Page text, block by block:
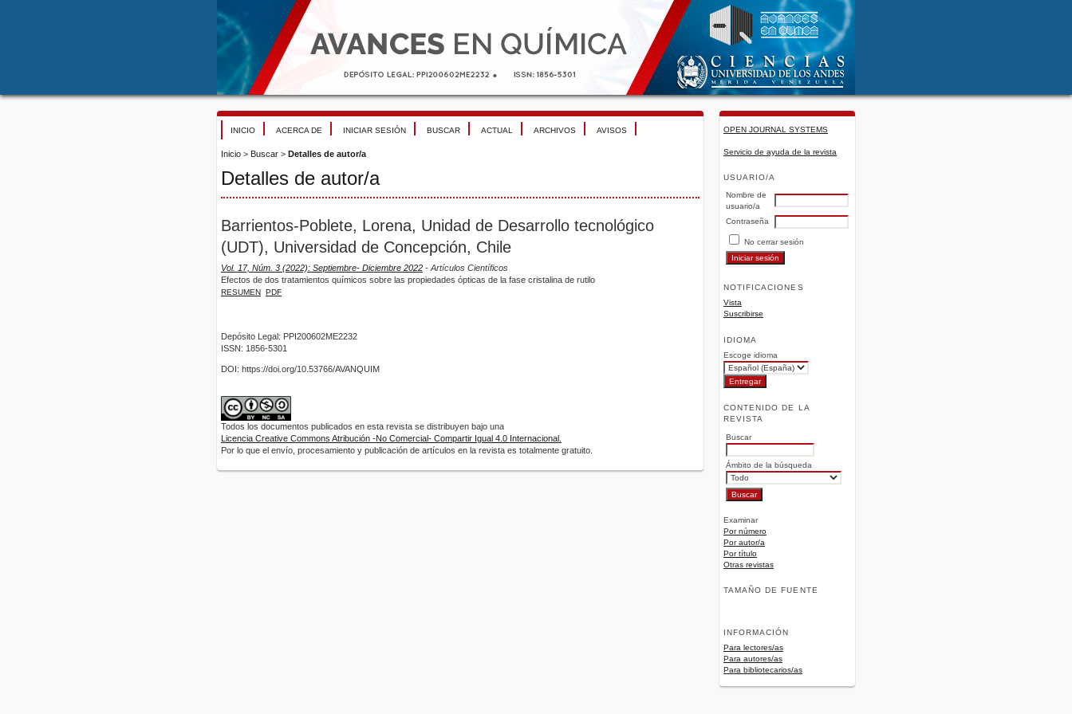
OPEN JOURNAL SYSTEMS
Servicio de ayuda de la revista
USUARIO/A
Nombre de
usuario/a
Contraseña
No cerrar sesión
NOTIFICACIONES
Vista
Suscribirse
IDIOMA
Escoge idioma
CONTENIDO DE LA
REVISTA
Buscar
Ámbito de la búsqueda
Examinar
Por número
Por autor/a
Por título
Otras revistas
TAMAÑO DE FUENTE
INFORMACIÓN
Para lectores/as
Para autores/as
Para bibliotecarios/as
INICIO ACERCA DE INICIAR SESIÓN BUSCAR ACTUAL ARCHIVOS AVISOS
Inicio > Buscar > Detalles de autor/a
Detalles de autor/a
Barrientos-Poblete, Lorena, Unidad de Desarrollo tecnológico
(UDT), Universidad de Concepción, Chile
Vol. 17, Núm. 3 (2022): Septiembre- Diciembre 2022 - Artículos Científicos
Efectos de dos tratamientos químicos sobre las propiedades ópticas de la fase cristalina de rutilo
RESUMEN PDF
Depósito Legal: PPI200602ME2232
ISSN: 1856-5301
DOI: https://doi.org/10.53766/AVANQUIM
Todos los documentos publicados en esta revista se distribuyen bajo una
Licencia Creative Commons Atribución -No Comercial- Compartir Igual 4.0 Internacional.
Por lo que el envío, procesamiento y publicación de artículos en la revista es totalmente gratuito.